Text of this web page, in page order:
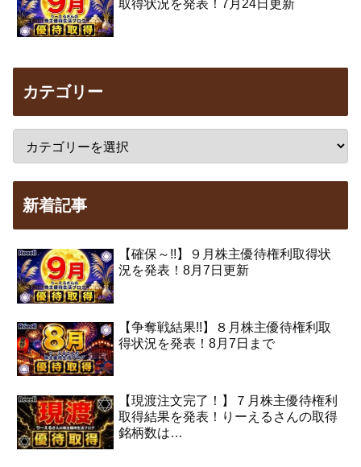
取得状況を発表！7月24日更新
カテゴリー
新着記事
【確保～!!】９月株主優待権利取得状
況を発表！8月7日更新
【争奪戦結果!!】８月株主優待権利取
得状況を発表！8月7日まで
【現渡注文完了！】７月株主優待権利
取得結果を発表！りーえるさんの取得
銘柄数は…